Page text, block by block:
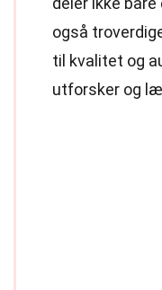
også
til kvalitet og
utforsker og